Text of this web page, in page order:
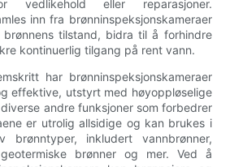
vedlikehold eller reparasjoner.
inn fra brønninspeksjonskameraer
tilstand, bidra til å forhindre
kontinuerlig tilgang på rent vann.
har brønninspeksjonskameraer
effektive, utstyrt med høyoppløselige
andre funksjoner som forbedrer
er utrolig allsidige og kan brukes i
inkludert vannbrønner,
geotermiske brønner og mer. Ved å